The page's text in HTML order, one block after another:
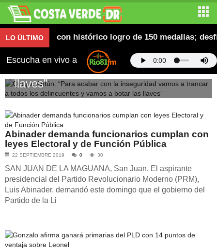
LO ÚLTIMO
2026 con histórico logro de 150 medallas; desfile
Escucha en vivo a
Quique Antún: “Para acabar con la
inseguridad vamos a trancar a todos
los delincuentes y vamos a botar las
llaves”
Abinader demanda funcionarios cumplan con
leyes Electoral y de Función Pública
22 SEPTIEMBRE 2019 0 30
SAN JUAN DE LA MAGUANA, San Juan. El aspirante
presidencial del Partido Revolucionario Moderno (PRM),
Luis Abinader, demandó este domingo que el gobierno del
Partido de la Li